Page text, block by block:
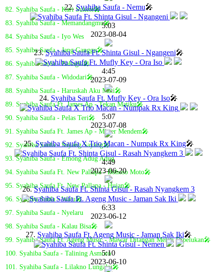
82. Syahiba Saufa - Kari Sukete🎤
83. Syahiba Saufa - Memandangmu🎤
84. Syahiba Saufa - Iyo Wes
85. Syahiba Saufa - Jang Ganggu🎤
86. Syahiba Saufa - Bahagia🎤
87. Syahiba Saufa - Widodari🎤
88. Syahiba Saufa - Haruskah Aku Mati🎤
89. Syahiba Saufa Ft. James Ap - Tekan Matiku🎤
90. Syahiba Saufa - Pelas Teri🎤
91. Syahiba Saufa Ft. James Ap - Mister Mendem🎤
92. Syahiba Saufa - Sayang Sayang🎤
93. Syahiba Saufa - Emong Adug Adug
94. Syahiba Saufa Ft. New Pallapa - Bohoso Moto🎤
95. Syahiba Saufa Ft. New Pallapa - Hujan🎤
96. Syahiba Saufa - Watu🎤
97. Syahiba Saufa - Nyelaru
98. Syahiba Saufa - Kalau Bisa🎤
99. Syahiba Saufa Ft. Ageng Music - Mawar Ditangan Melati Dipelukan🎤
100. Syahiba Saufa - Talining Asmoro
101. Syahiba Saufa - Lilakno Lungaku🎤
22. Syahiba Saufa - Nemu🎤
5:03
2023-08-04
23.Syahiba Saufa Ft. Shinta Gisul - Ngangeni🎤
4:45
2023-07-09
24. Syahiba Saufa Ft. Mufly Key - Ora Iso🎤
5:07
2023-07-08
25.Syahiba Saufa X Trio Macan - Numpak Rx King🎤
4:49
2023-06-20
26.Syahiba Saufa Ft. Shinta Gisul - Rasah Nyangkem 3
6:33
2023-06-12
27. Syahiba Saufa Ft. Ageng Music - Jaman Sak Iki🎤
5:10
2023-06-10